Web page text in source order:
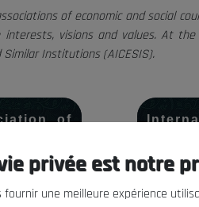
of economic and social
visions and values. At
Similar Institutions (AICESIS).
of
privée est notre
une meilleure expérience